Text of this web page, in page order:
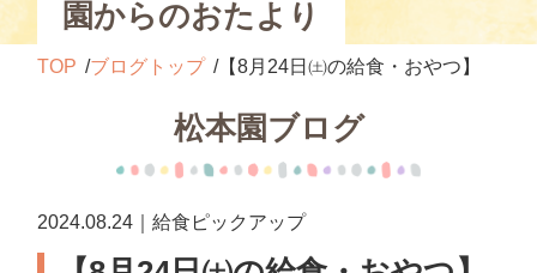
園からのおたより
TOP ブログトップ 【8月24日㈯の給食・おやつ】
松本園ブログ
2024.08.24｜給食ピックアップ